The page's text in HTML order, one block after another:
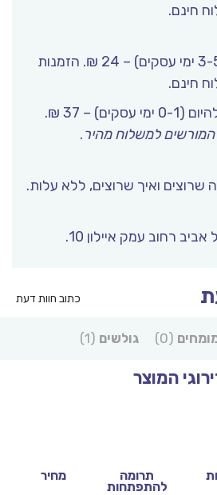
שליח עד הבית (3-5 ימי עסקים) – 24 ₪. הזמנות
עסקים) – 37 ₪.
למשלוח מהיר.
שרוצים ואיך שרוצים, ללא עלות.
רחוב עמק איילון 10.
כתוב חוות דעת
(0) גולשים (1)
המוצר
תרומה
להתפתחות
מחיר